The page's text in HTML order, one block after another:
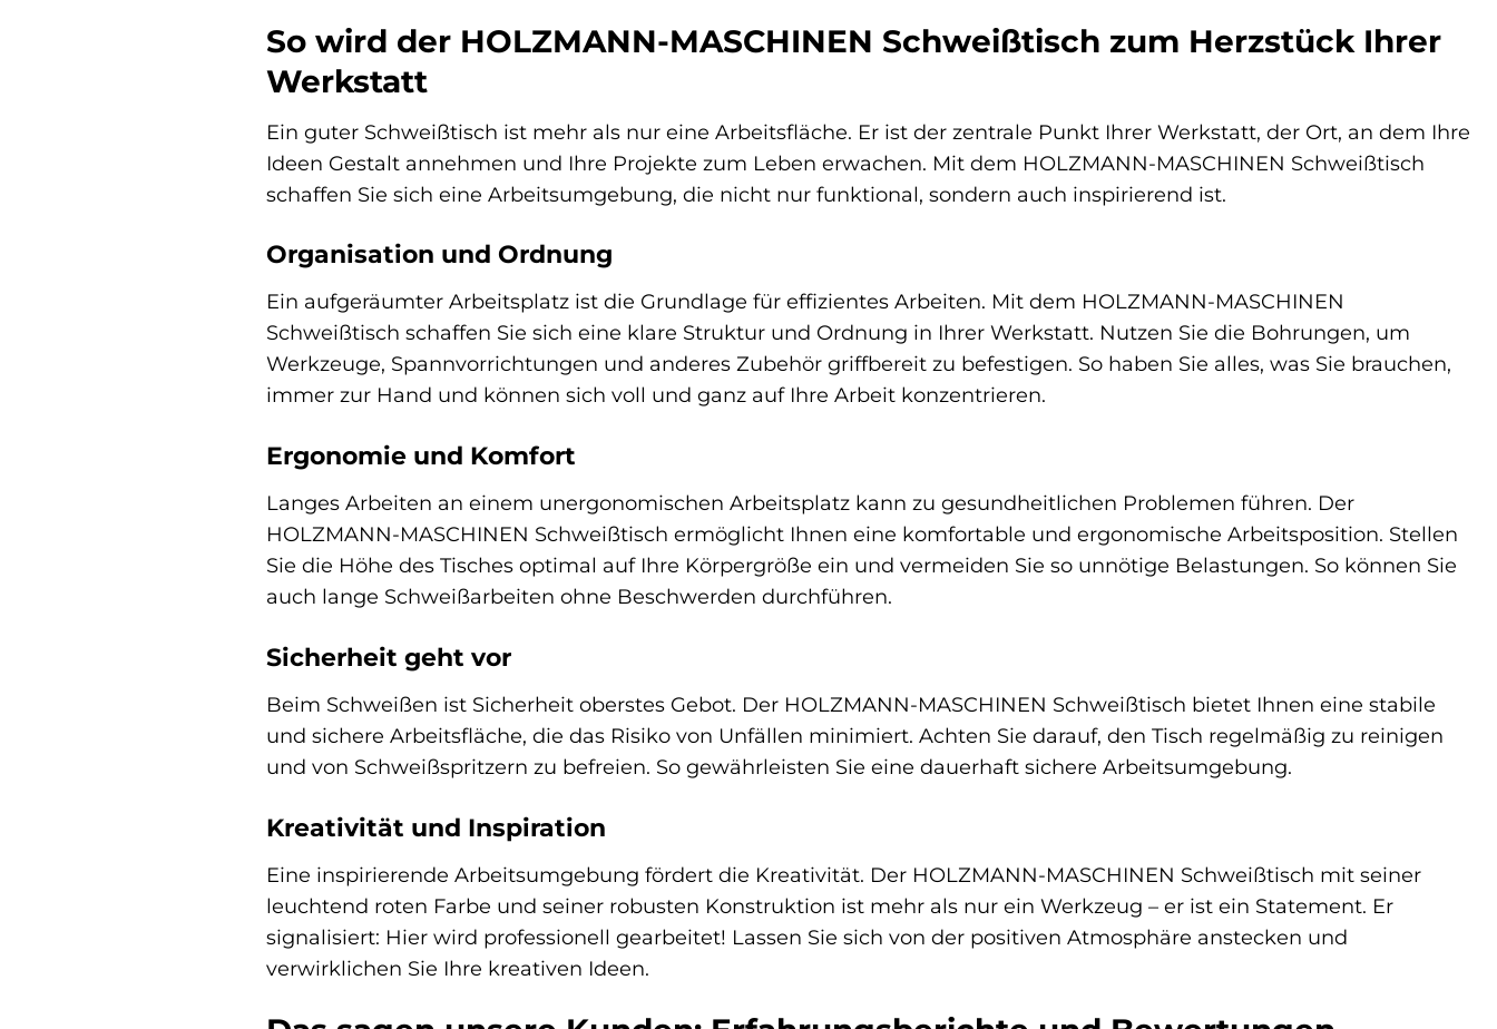
So wird der HOLZMANN-MASCHINEN Schweißtisch zum Herzstück Ihrer
Werkstatt
Ein guter Schweißtisch ist mehr als nur eine Arbeitsfläche. Er ist der zentrale Punkt Ihrer Werkstatt, der Ort, an dem Ihre
Ideen Gestalt annehmen und Ihre Projekte zum Leben erwachen. Mit dem HOLZMANN-MASCHINEN Schweißtisch
schaffen Sie sich eine Arbeitsumgebung, die nicht nur funktional, sondern auch inspirierend ist.
Organisation und Ordnung
Ein aufgeräumter Arbeitsplatz ist die Grundlage für effizientes Arbeiten. Mit dem HOLZMANN-MASCHINEN
Schweißtisch schaffen Sie sich eine klare Struktur und Ordnung in Ihrer Werkstatt. Nutzen Sie die Bohrungen, um
Werkzeuge, Spannvorrichtungen und anderes Zubehör griffbereit zu befestigen. So haben Sie alles, was Sie brauchen,
immer zur Hand und können sich voll und ganz auf Ihre Arbeit konzentrieren.
Ergonomie und Komfort
Langes Arbeiten an einem unergonomischen Arbeitsplatz kann zu gesundheitlichen Problemen führen. Der
HOLZMANN-MASCHINEN Schweißtisch ermöglicht Ihnen eine komfortable und ergonomische Arbeitsposition. Stellen
Sie die Höhe des Tisches optimal auf Ihre Körpergröße ein und vermeiden Sie so unnötige Belastungen. So können Sie
auch lange Schweißarbeiten ohne Beschwerden durchführen.
Sicherheit geht vor
Beim Schweißen ist Sicherheit oberstes Gebot. Der HOLZMANN-MASCHINEN Schweißtisch bietet Ihnen eine stabile
und sichere Arbeitsfläche, die das Risiko von Unfällen minimiert. Achten Sie darauf, den Tisch regelmäßig zu reinigen
und von Schweißspritzern zu befreien. So gewährleisten Sie eine dauerhaft sichere Arbeitsumgebung.
Kreativität und Inspiration
Eine inspirierende Arbeitsumgebung fördert die Kreativität. Der HOLZMANN-MASCHINEN Schweißtisch mit seiner
leuchtend roten Farbe und seiner robusten Konstruktion ist mehr als nur ein Werkzeug – er ist ein Statement. Er
signalisiert: Hier wird professionell gearbeitet! Lassen Sie sich von der positiven Atmosphäre anstecken und
verwirklichen Sie Ihre kreativen Ideen.